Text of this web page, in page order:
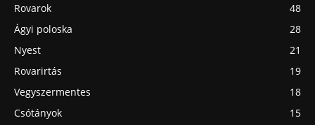
Rovarok
48
Ágyi poloska
28
Nyest
21
Rovarirtás
19
Vegyszermentes
18
Csótányok
15